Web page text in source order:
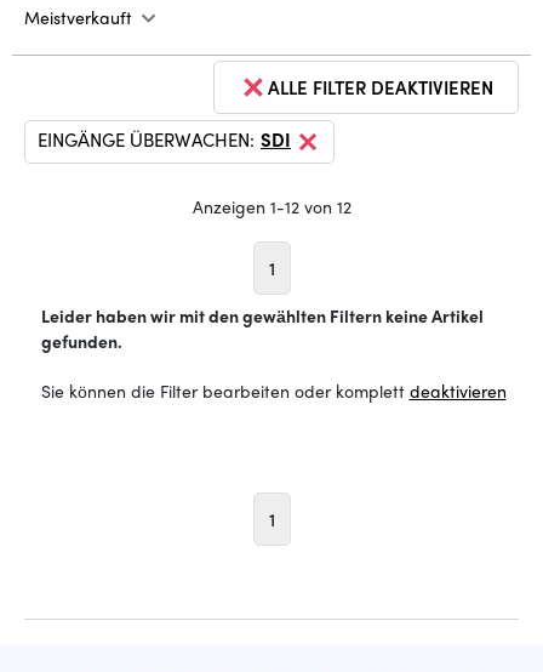
Meistverkauft
ALLE FILTER DEAKTIVIEREN
EINGÄNGE ÜBERWACHEN: SDI
Anzeigen 1-12 von 12
1
Leider haben wir mit den gewählten Filtern keine Artikel
gefunden.
Sie können die Filter bearbeiten oder komplett deaktivieren
1